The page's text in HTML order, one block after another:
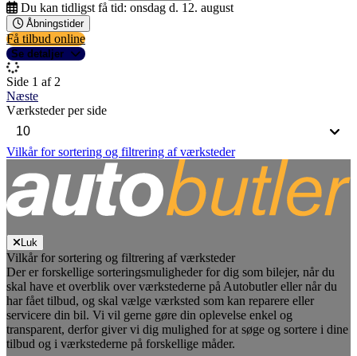
Du kan tidligst få tid: onsdag d. 12. august
Åbningstider
Få tilbud online
Se detaljer
Side 1 af 2
Næste
Værksteder per side
Vilkår for sortering og filtrering af værksteder
Luk
Vilkår for sortering og filtrering af værksteder
Der er forskellige sorteringsmuligheder for dig som bilejer, når du
skal have et overblik over værkstederne på Autobutler eller når du
har fået tilbud, og skal vælge værksted som kan reparere eller
servicere din bil. Vi vil gerne gøre din oplevelse enkel og
transparent, derfor giver vi dig mulighed for at søge og sortere i dine
tilbud og i værkstederne på forskellige måder.